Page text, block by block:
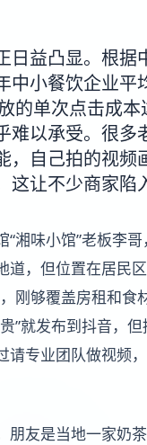
日益凸显。根
中小餐饮企业
的单次点击成
难以承受。很
，自己拍的视
让不少商家陷
湘味小馆”老板李
道，但位置在居民
刚够覆盖房租和
”就发布到抖音，
请专业团队做视频
朋友是当地一家奶